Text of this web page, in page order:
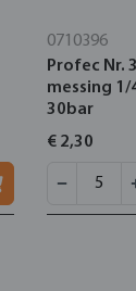
0710396
Profec Nr.
messing
30bar
€ 2,30